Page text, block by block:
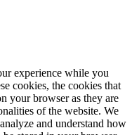
experience while you
cookies, the cookies that
your browser as they are
of the website. We
and understand how